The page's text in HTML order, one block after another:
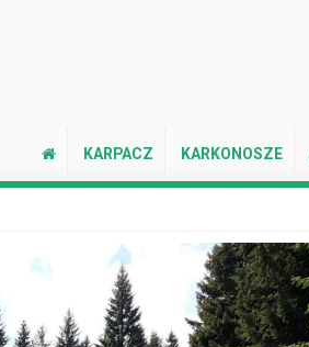
KARPACZ KARKONOSZE